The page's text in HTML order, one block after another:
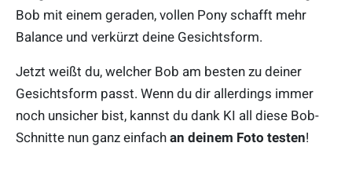
Bob mit einem geraden, vollen Pony schafft mehr
Balance und verkürzt deine Gesichtsform.
Jetzt weißt du, welcher Bob am besten zu deiner
Gesichtsform passt. Wenn du dir allerdings immer
noch unsicher bist, kannst du dank KI all diese Bob-
Schnitte nun ganz einfach an deinem Foto testen!